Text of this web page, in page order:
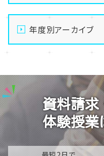
【仙台】自分のペー
力を徹底解説します
【仙台】夏季休業のお
まりました🌻
【仙台】1年生のレク
達政宗からの挑戦状
【仙台】ホームルーム
ました！🧩🔢
年度別アーカイブ
2025
2024
2023
2021
資料請求
体験授業